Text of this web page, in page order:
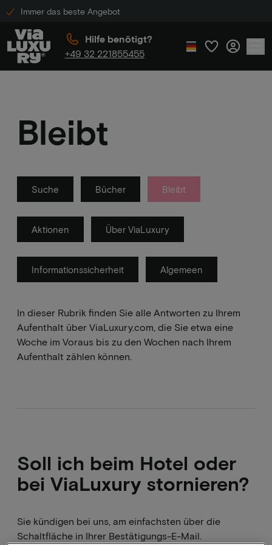
Immer das beste Angebot
Hilfe benötigt?
+49 32 221855455
Bleibt
Suche Bücher Bleibt
Aktionen Über ViaLuxury
Informationssicherheit Algemeen
In dieser Rubrik finden Sie alle Antworten zu Ihrem
Aufenthalt über ViaLuxury.com, die Sie etwa eine
Woche im Voraus bis zu den Wochen nach Ihrem
Aufenthalt zählen können.
Soll ich beim Hotel oder
bei ViaLuxury stornieren?
Sie kündigen bei uns, am einfachsten über die
Schaltfläche in Ihrer Bestätigungs-E-Mail.